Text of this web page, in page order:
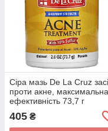
Сіра мазь De La Cruz
проти акне, максимальна
ефективність 73,7 г
405 ₴